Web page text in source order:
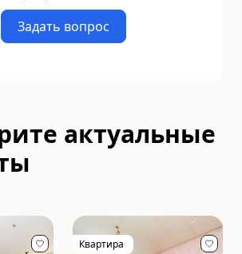
Задать вопрос
актуальные
Квартира